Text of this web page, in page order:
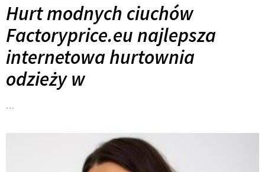
Hurt modnych ciuchów
Factoryprice.eu najlepsza
internetowa hurtownia
odzieży w
…